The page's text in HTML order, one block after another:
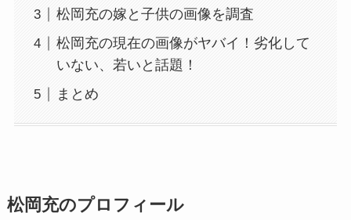
松岡充の嫁と子供の画像を調査
松岡充の現在の画像がヤバイ！劣化して
いない、若いと話題！
まとめ
松岡充のプロフィール